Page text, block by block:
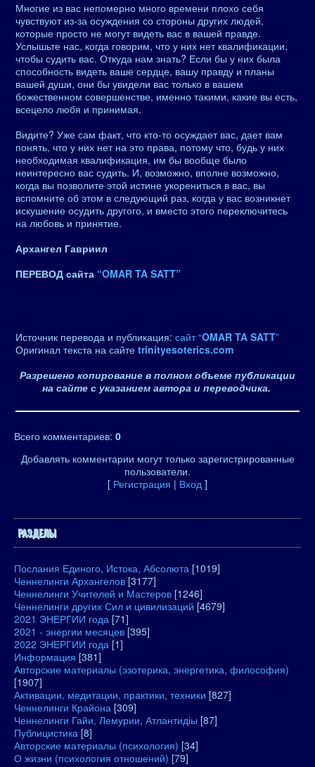
Многие из вас непомерно много времени плохо себя
чувствуют из-за осуждения со стороны других людей,
которые просто не могут видеть вас в вашей правде.
Услышьте нас, когда говорим, что у них нет квалификации,
чтобы судить вас. Откуда нам знать? Если бы у них была
способность видеть ваше сердце, вашу правду и планы
вашей души, они бы увидели вас только в вашем
божественном совершенстве, именно такими, какие вы есть,
всецело любя и принимая.
Видите? Уже сам факт, что кто-то осуждает вас, дает вам
понять, что у них нет на это права, потому что, будь у них
необходимая квалификация, им бы вообще было
неинтересно вас судить. И, возможно, вполне возможно,
когда вы позволите этой истине укорениться в вас, вы
вспомните об этом в следующий раз, когда у вас возникнет
искушение осудить другого, и вместо этого переключитесь
на любовь и принятие.
Архангел Гавриил
ПЕРЕВОД сайта “OMAR TA SATT”
Источник перевода и публикация: сайт “OMAR TA SATT”
Оригинал текста на сайте trinityesoterics.com
Разрешено копирование в полном объеме публикации
на сайте с указанием автора и переводчика.
Всего комментариев: 0
Добавлять комментарии могут только зарегистрированные
пользователи.
[ Регистрация | Вход ]
РАЗДЕЛЫ
Послания Единого, Истока, Абсолюта [1019]
Ченнелинги Архангелов [3177]
Ченнелинги Учителей и Мастеров [1246]
Ченнелинги других Сил и цивилизаций [4679]
2021 ЭНЕРГИИ года [71]
2021 - энергии месяцев [395]
2022 ЭНЕРГИИ года [1]
Информация [381]
Авторские материалы (эзотерика, энергетика, философия)
[1907]
Активации, медитации, практики, техники [827]
Ченнелинги Крайона [309]
Ченнелинги Гайи, Лемурии, Атлантидіы [87]
Публицистика [8]
Авторские материалы (психология) [34]
О жизни (психология отношений) [79]